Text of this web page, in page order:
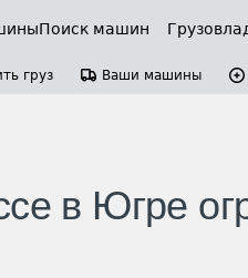
Поиск машин
груз Ваши машины
в Югре